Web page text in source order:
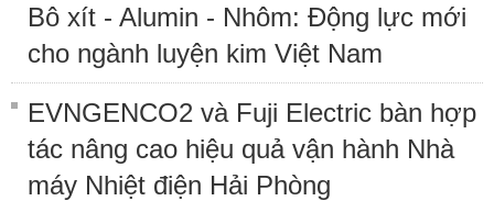
Bô xít - Alumin - Nhôm: Động lực mới
cho ngành luyện kim Việt Nam
EVNGENCO2 và Fuji Electric bàn hợp
tác nâng cao hiệu quả vận hành Nhà
máy Nhiệt điện Hải Phòng